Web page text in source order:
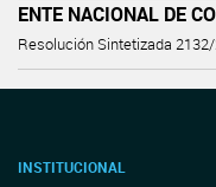
ENTE NACIONAL DE
Resolución Sintetizada
INSTITUCIONAL